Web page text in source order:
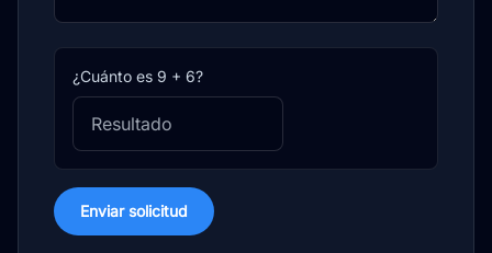
¿Cuánto es 9 + 6?
Enviar solicitud